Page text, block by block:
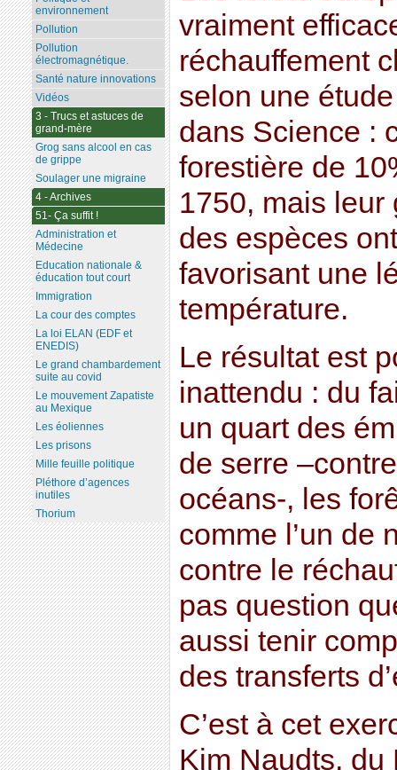
vraiment
réchauffement
selon une
dans Science :
forestière de
1750, mais leur
des espèces
favorisant une
température.
Le résultat est
inattendu : du
un quart des
de serre
océans-, les
comme l’un de
contre le
pas question
aussi tenir
des transferts
C’est à cet
Kim Naudts, du
environnement
Pollution
Pollution
électromagnétique.
Santé nature innovations
Vidéos
3 - Trucs et astuces de
grand-mère
Grog sans alcool en cas
de grippe
Soulager une migraine
4 - Archives
51- Ça suffit !
Administration et
Médecine
Education nationale &
éducation tout court
Immigration
La cour des comptes
La loi ELAN (EDF et
ENEDIS)
Le grand chambardement
suite au covid
Le mouvement Zapatiste
au Mexique
Les éoliennes
Les prisons
Mille feuille politique
Pléthore d’agences
inutiles
Thorium